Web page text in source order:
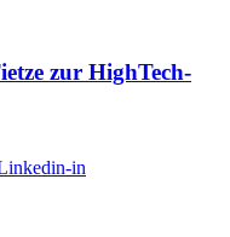
zur HighTech-
in